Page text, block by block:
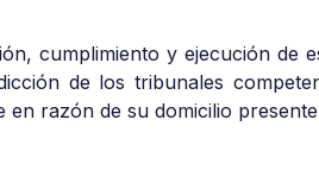
cumplimiento y ejecución de
de los tribunales
en razón de su domicilio